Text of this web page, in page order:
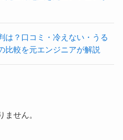
は？口コミ・冷えない・うる
比較を元エンジニアが解説
ません。